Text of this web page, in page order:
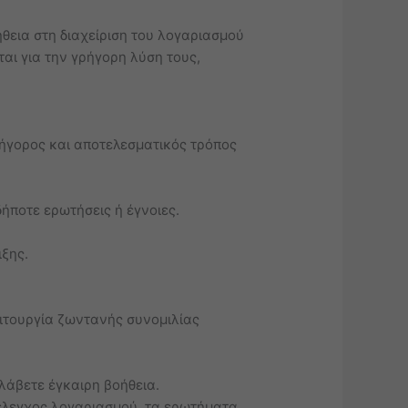
στη διαχείριση του λογαριασμού
για την γρήγορη λύση τους,
και αποτελεσματικός τρόπος
ερωτήσεις ή έγνοιες.
ζωντανής συνομιλίας
έγκαιρη βοήθεια.